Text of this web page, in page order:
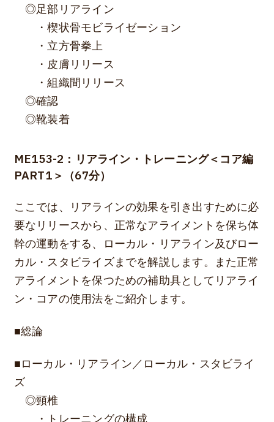
◎足部リアライン
・楔状骨モビライゼーション
・立方骨拳上
・皮膚リリース
・組織間リリース
◎確認
◎靴装着
ME153-2：リアライン・トレーニング＜コア編
PART1＞（67分）
ここでは、リアラインの効果を引き出すために必
要なリリースから、正常なアライメントを保ち体
幹の運動をする、ローカル・リアライン及びロー
カル・スタビライズまでを解説します。また正常
アライメントを保つための補助具としてリアライ
ン・コアの使用法をご紹介します。
■総論
■ローカル・リアライン／ローカル・スタビライ
ズ
◎頸椎